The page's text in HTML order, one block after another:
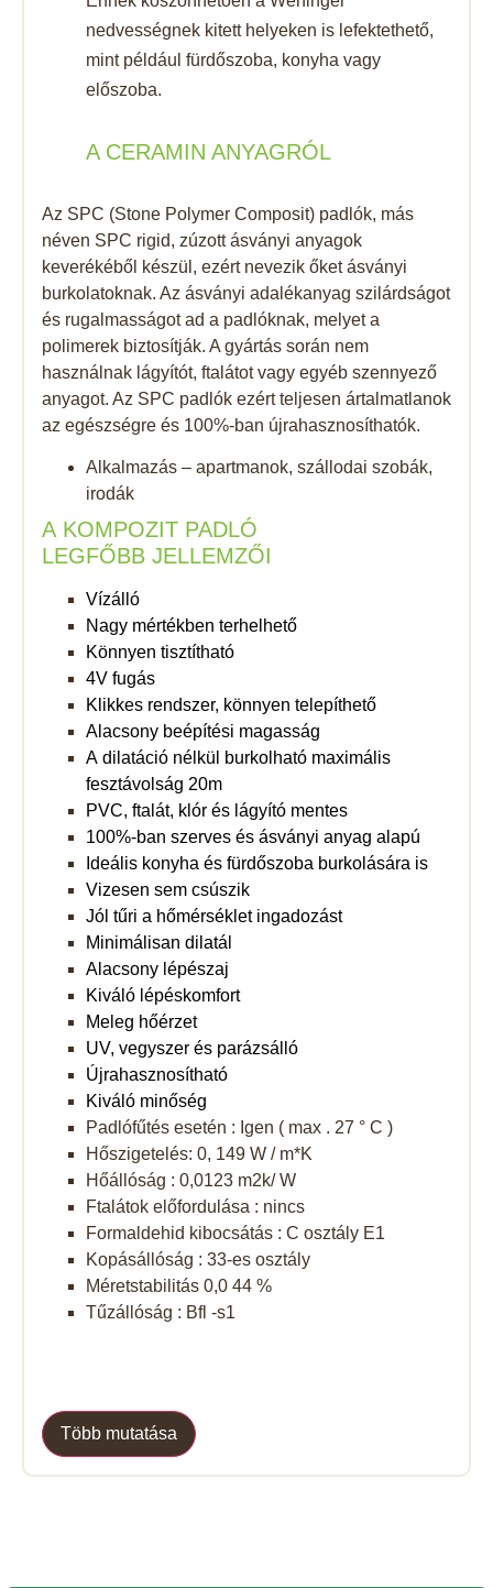
nedvességnek kitett helyeken is lefektethető,
mint például fürdőszoba, konyha vagy
előszoba.
A CERAMIN ANYAGRÓL
Az SPC (Stone Polymer Composit) padlók, más
néven SPC rigid, zúzott ásványi anyagok
keverékéből készül, ezért nevezik őket ásványi
burkolatoknak. Az ásványi adalékanyag szilárdságot
és rugalmasságot ad a padlóknak, melyet a
polimerek biztosítják. A gyártás során nem
használnak lágyítót, ftalátot vagy egyéb szennyező
anyagot. Az SPC padlók ezért teljesen ártalmatlanok
az egészségre és 100%-ban újrahasznosíthatók.
Alkalmazás – apartmanok, szállodai szobák,
irodák
A KOMPOZIT PADLÓ
LEGFŐBB JELLEMZŐI
Vízálló
Nagy mértékben terhelhető
Könnyen tisztítható
4V fugás
Klikkes rendszer, könnyen telepíthető
Alacsony beépítési magasság
A dilatáció nélkül burkolható maximális
fesztávolság 20m
PVC, ftalát, klór és lágyító mentes
100%-ban szerves és ásványi anyag alapú
Ideális konyha és fürdőszoba burkolására is
Vizesen sem csúszik
Jól tűri a hőmérséklet ingadozást
Minimálisan dilatál
Alacsony lépészaj
Kiváló lépéskomfort
Meleg hőérzet
UV, vegyszer és parázsálló
Újrahasznosítható
Kiváló minőség
Padlófűtés esetén : Igen ( max . 27 ° C )
Hőszigetelés: 0, 149 W / m*K
Hőállóság : 0,0123 m2k/ W
Ftalátok előfordulása : nincs
Formaldehid kibocsátás : C osztály E1
Kopásállóság : 33-es osztály
Méretstabilitás 0,0 44 %
Tűzállóság : Bfl -s1
Több mutatása